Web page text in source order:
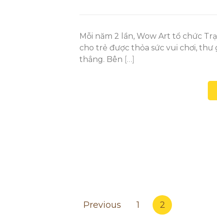
Mỗi năm 2 lần, Wow Art tổ chức
cho trẻ được thỏa sức vui chơi,
thẳng. Bên […]
pagination
Previous 1 2